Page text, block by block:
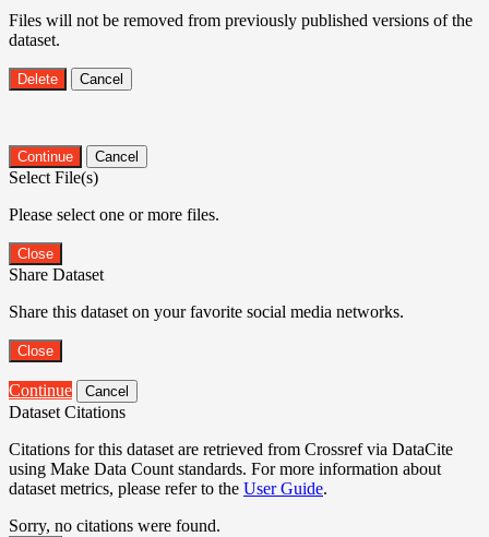
Files will not be removed from previously published versions of the
dataset.
Delete Cancel
Continue Cancel
Select File(s)
Please select one or more files.
Close
Share Dataset
Share this dataset on your favorite social media networks.
Close
Continue Cancel
Dataset Citations
Citations for this dataset are retrieved from Crossref via DataCite
using Make Data Count standards. For more information about
dataset metrics, please refer to the User Guide.
Sorry, no citations were found.